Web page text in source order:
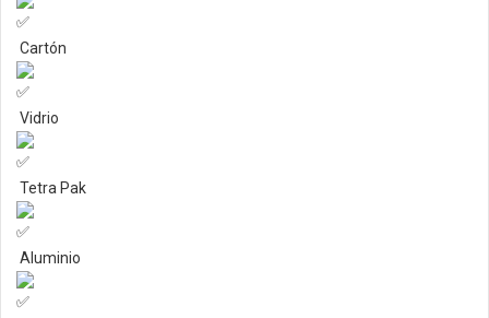
Cartón
Vidrio
Tetra Pak
Aluminio